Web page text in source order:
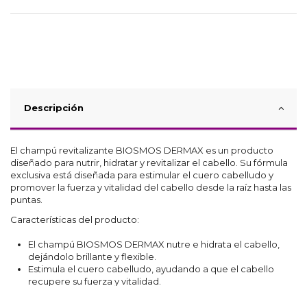
Descripción
El champú revitalizante BIOSMOS DERMAX es un producto
diseñado para nutrir, hidratar y revitalizar el cabello. Su fórmula
exclusiva está diseñada para estimular el cuero cabelludo y
promover la fuerza y vitalidad del cabello desde la raíz hasta las
puntas.
Características del producto:
El champú BIOSMOS DERMAX nutre e hidrata el cabello,
dejándolo brillante y flexible.
Estimula el cuero cabelludo, ayudando a que el cabello
recupere su fuerza y vitalidad.